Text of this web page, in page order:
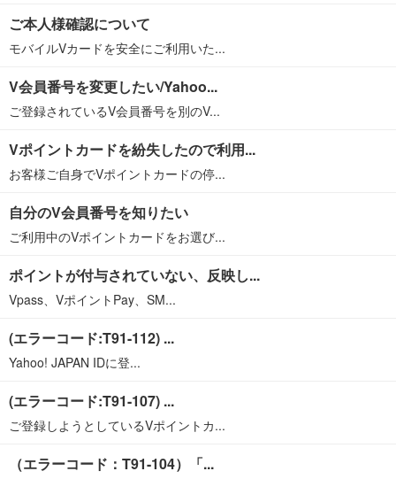
ご本人様確認について
モバイルVカードを安全にご利用いた...
V会員番号を変更したい/Yahoo...
ご登録されているV会員番号を別のV...
Vポイントカードを紛失したので利用...
お客様ご自身でVポイントカードの停...
自分のV会員番号を知りたい
ご利用中のVポイントカードをお選び...
ポイントが付与されていない、反映し...
Vpass、VポイントPay、SM...
(エラーコード:T91-112) ...
Yahoo! JAPAN IDに登...
(エラーコード:T91-107) ...
ご登録しようとしているVポイントカ...
（エラーコード：T91-104）「...